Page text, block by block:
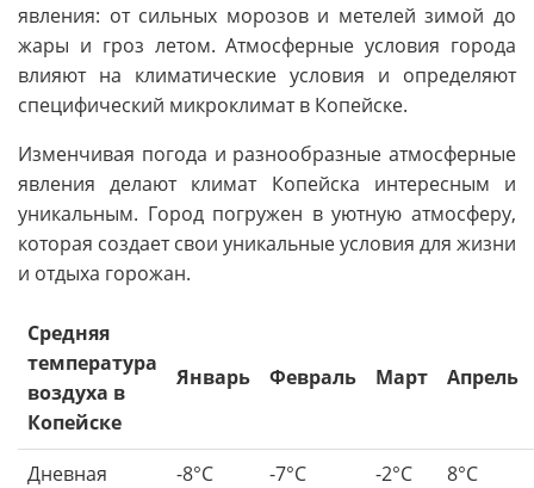
явления: от сильных морозов и метелей зимой до
жары и гроз летом. Атмосферные условия города
влияют на климатические условия и определяют
специфический микроклимат в Копейске.
Изменчивая погода и разнообразные атмосферные
явления делают климат Копейска интересным и
уникальным. Город погружен в уютную атмосферу,
которая создает свои уникальные условия для жизни
и отдыха горожан.
Средняя
температура
воздуха в
Копейске
Январь Февраль Март Апрель
Дневная -8°C -7°C -2°C
8°C